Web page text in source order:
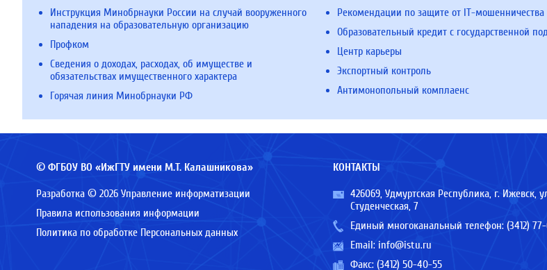
Инструкция Минобрнауки России на случай вооруженного
нападения на образовательную организацию
Профком
Сведения о доходах, расходах, об имуществе и
обязательствах имущественного характера
Горячая линия Минобрнауки РФ
Рекомендации по защите от IT-мошенничества
Образовательный кредит с государственной
Центр карьеры
Экспортный контроль
Антимонопольный комплаенс
© ФГБОУ ВО «ИжГТУ имени М.Т. Калашникова»
Разработка © 2026 Управление информатизации
Правила использования информации
Политика по обработке Персональных данных
КОНТАКТЫ
426069, Удмуртская Республика, г. Ижевск,
Студенческая, 7
Единый многоканальный телефон: (3412)
Email: info@istu.ru
Факс: (3412) 50-40-55